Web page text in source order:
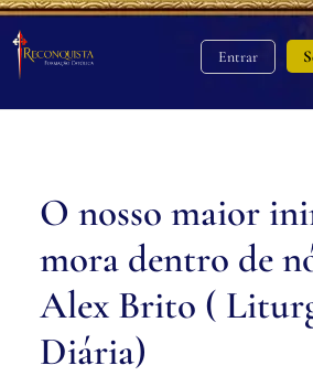
Entrar
O nosso maior
mora dentro de
Alex Brito (
Diária)